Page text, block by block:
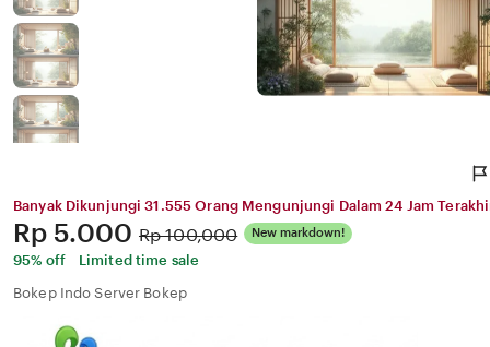
Banyak Dikunjungi 31.555 Orang Mengunjungi Dalam 24 Jam
Price:
Rp 5.000 Original
Price:
Rp 100,000 New markdown!
95% off
Limited time sale
Bokep Indo Server Bokep